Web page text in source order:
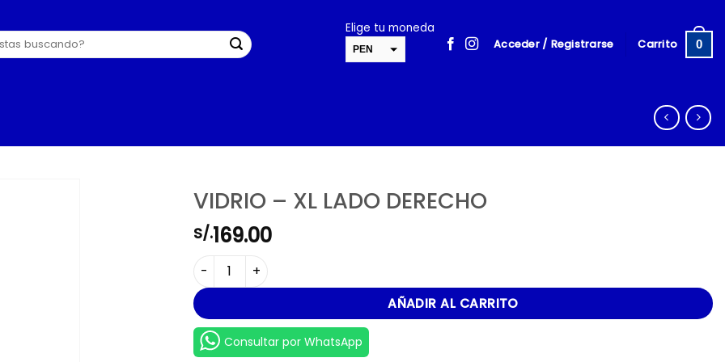
Elige tu moneda
PEN Acceder / Registrarse Carrito 0
VIDRIO – XL LADO DERECHO
S/.169.00
VIDRIO - XL LADO DERECHO cantidad
AÑADIR AL CARRITO
Consultar por WhatsApp